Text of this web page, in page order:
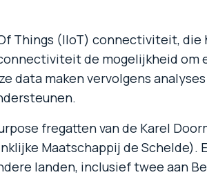
Things (IIoT) connectiviteit,
de mogelijkheid om
data maken vervolgens
fregatten van de Karel
Maatschappij de
landen, inclusief twee aan